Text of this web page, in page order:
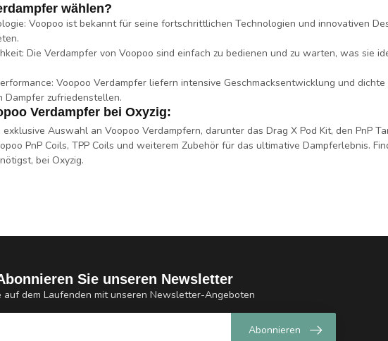
wählen?
Voopoo ist bekannt für seine fortschrittlichen Technologien und innovativen
Die Verdampfer von Voopoo sind einfach zu bedienen und zu warten, was sie
Voopoo Verdampfer liefern intensive Geschmacksentwicklung und
Dampfer zufriedenstellen.
Verdampfer bei Oxyzig:
Auswahl an Voopoo Verdampfern, darunter das Drag X Pod Kit, den PnP
PnP Coils, TPP Coils und weiterem Zubehör für das ultimative Dampferlebnis.
bei Oxyzig.
Sie unseren Newsletter
auf dem Laufenden mit unseren Newsletter-Angeboten
Abonnieren